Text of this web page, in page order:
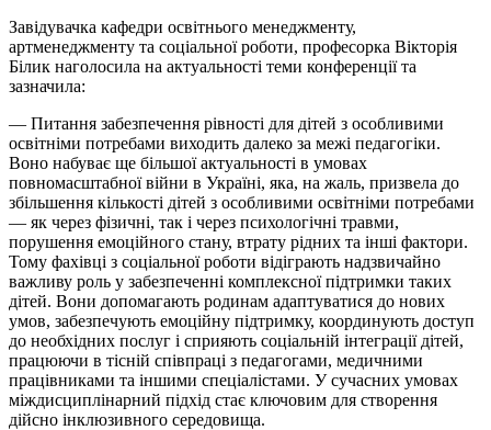
Завідувачка кафедри освітнього менеджменту,
артменеджменту та соціальної роботи, професорка Вікторія
Білик наголосила на актуальності теми конференції та
зазначила:
— Питання забезпечення рівності для дітей з особливими
освітніми потребами виходить далеко за межі педагогіки.
Воно набуває ще більшої актуальності в умовах
повномасштабної війни в Україні, яка, на жаль, призвела до
збільшення кількості дітей з особливими освітніми потребами
— як через фізичні, так і через психологічні травми,
порушення емоційного стану, втрату рідних та інші фактори.
Тому фахівці з соціальної роботи відіграють надзвичайно
важливу роль у забезпеченні комплексної підтримки таких
дітей. Вони допомагають родинам адаптуватися до нових
умов, забезпечують емоційну підтримку, координують доступ
до необхідних послуг і сприяють соціальній інтеграції дітей,
працюючи в тісній співпраці з педагогами, медичними
працівниками та іншими спеціалістами. У сучасних умовах
міждисциплінарний підхід стає ключовим для створення
дійсно інклюзивного середовища.